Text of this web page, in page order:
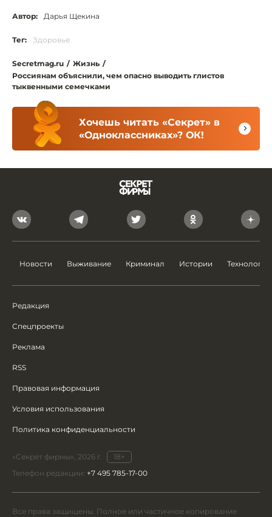
Автор: Дарья Щекина
Тег: Здоровье
Secretmag.ru / Жизнь /
Россиянам объяснили, чем опасно выводить глистов
тыквенными семечками
Хочешь читать «Секрет» в
«Одноклассниках»? ОК!
Новости Выживание Криминал Истории Технологии
Редакция
Спецпроекты
Реклама
RSS
Правовая информация
Условия использования
Политика конфиденциальности
«Секрет фирмы», 2026 г.
18+
Телефон редакции: +7 495 785-17-00
Все права защищены. Полное или частичное копирование